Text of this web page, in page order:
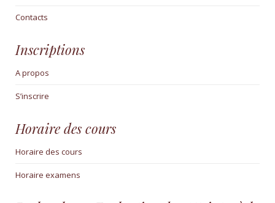
Contacts
Inscriptions
A propos
S’inscrire
Horaire des cours
Horaire des cours
Horaire examens